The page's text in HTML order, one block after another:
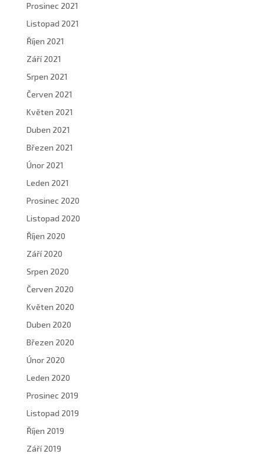
Prosinec 2021
Listopad 2021
Říjen 2021
Září 2021
Srpen 2021
Červen 2021
Květen 2021
Duben 2021
Březen 2021
Únor 2021
Leden 2021
Prosinec 2020
Listopad 2020
Říjen 2020
Září 2020
Srpen 2020
Červen 2020
Květen 2020
Duben 2020
Březen 2020
Únor 2020
Leden 2020
Prosinec 2019
Listopad 2019
Říjen 2019
Září 2019